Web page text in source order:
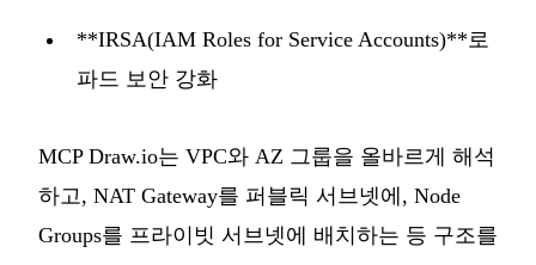
**IRSA(IAM Roles for Service Accounts)**로
파드 보안 강화
MCP Draw.io는 VPC와 AZ 그룹을 올바르게 해석
하고, NAT Gateway를 퍼블릭 서브넷에, Node
Groups를 프라이빗 서브넷에 배치하는 등 구조를